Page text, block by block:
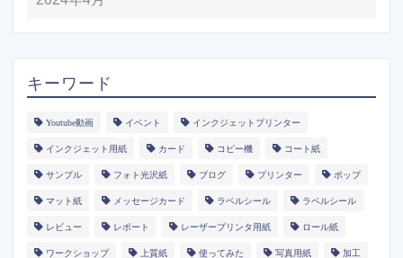
キーワード
Youtube動画 イベント インクジェットプリンター
インクジェット用紙 カード コピー機 コート紙
サンプル フォト光沢紙 ブログ プリンター ポップ
マット紙 メッセージカード ラベルシール ラベルシール
レビュー レポート レーザープリンタ用紙 ロール紙
ワークショップ 上質紙 使ってみた 写真用紙 加工